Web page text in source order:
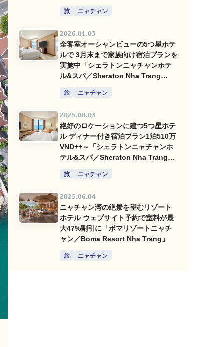
旅 ニャチャン
2026.01.03
全客室オーシャンビューの5つ星ホテ
ルで 3月末まで家族向け宿泊プランを
実施中「シェラトンニャチャンホテ
ル&スパ／Sheraton Nha Trang
旅 ニャチャン
2025.08.03
絶好のロケーションに建つ5つ星ホテ
ル ディナー付き宿泊プラン1泊510万
VND++～「シェラトンニャチャンホ
テル&スパ／Sheraton Nha Trang
旅 ニャチャン
2025.06.04
ニャチャン湾の絶景を望むリゾート
ホテル ウェブサイト予約で室料が最
大47%割引に「ボマリゾートニャチ
ャン／Boma Resort Nha Trang」
旅 ニャチャン